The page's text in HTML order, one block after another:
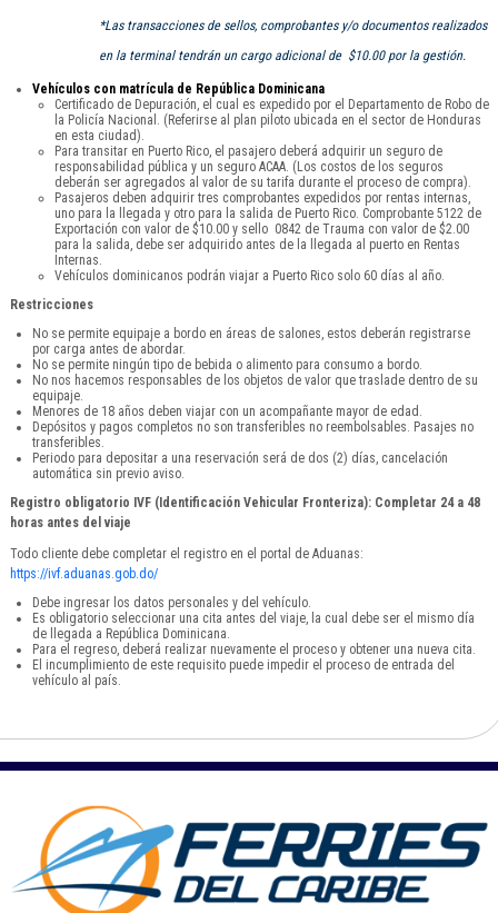
*Las transacciones de sellos, comprobantes y/o documentos realizados
en la terminal tendrán un cargo adicional de $10.00 por la gestión.
Vehículos con matrícula de República Dominicana
Certificado de Depuración, el cual es expedido por el Departamento de Robo de
la Policía Nacional. (Referirse al plan piloto ubicada en el sector de Honduras
en esta ciudad).
Para transitar en Puerto Rico, el pasajero deberá adquirir un seguro de
responsabilidad pública y un seguro ACAA. (Los costos de los seguros
deberán ser agregados al valor de su tarifa durante el proceso de compra).
Pasajeros deben adquirir tres comprobantes expedidos por rentas internas,
uno para la llegada y otro para la salida de Puerto Rico. Comprobante 5122 de
Exportación con valor de $10.00 y sello 0842 de Trauma con valor de $2.00
para la salida, debe ser adquirido antes de la llegada al puerto en Rentas
Internas.
Vehículos dominicanos podrán viajar a Puerto Rico solo 60 días al año.
Restricciones
No se permite equipaje a bordo en áreas de salones, estos deberán registrarse
por carga antes de abordar.
No se permite ningún tipo de bebida o alimento para consumo a bordo.
No nos hacemos responsables de los objetos de valor que traslade dentro de su
equipaje.
Menores de 18 años deben viajar con un acompañante mayor de edad.
Depósitos y pagos completos no son transferibles no reembolsables. Pasajes no
transferibles.
Periodo para depositar a una reservación será de dos (2) días, cancelación
automática sin previo aviso.
Registro obligatorio IVF (Identificación Vehicular Fronteriza): Completar 24 a 48
horas antes del viaje
Todo cliente debe completar el registro en el portal de Aduanas:
https://ivf.aduanas.gob.do/
Debe ingresar los datos personales y del vehículo.
Es obligatorio seleccionar una cita antes del viaje, la cual debe ser el mismo día
de llegada a República Dominicana.
Para el regreso, deberá realizar nuevamente el proceso y obtener una nueva cita.
El incumplimiento de este requisito puede impedir el proceso de entrada del
vehículo al país.